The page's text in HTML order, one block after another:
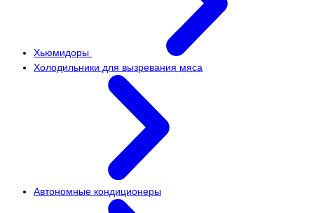
Хьюмидоры
Холодильники для вызревания мяса
Автономные кондиционеры